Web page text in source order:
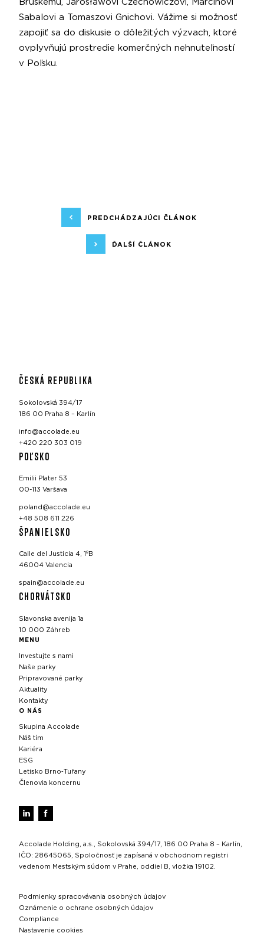
Bruskému, Jarosławovi Czechowiczovi, Marcinovi
Sabalovi a Tomaszovi Gnichovi. Vážime si možnosť
zapojiť sa do diskusie o dôležitých výzvach, ktoré
ovplyvňujú prostredie komerčných nehnuteľností
v Poľsku.
PREDCHÁDZAJÚCI ČLÁNOK
ĎALŠÍ ČLÁNOK
ČESKÁ REPUBLIKA
Sokolovská 394/17
186 00 Praha 8 – Karlín
info@accolade.eu
+420 220 303 019
POĽSKO
Emilii Plater 53
00-113 Varšava
poland@accolade.eu
+48 508 611 226
ŠPANIELSKO
Calle del Justicia 4, 1ºB
46004 Valencia
spain@accolade.eu
CHORVÁTSKO
Slavonska avenija 1a
10 000 Záhreb
MENU
Investujte s nami
Naše parky
Pripravované parky
Aktuality
Kontakty
O NÁS
Skupina Accolade
Náš tím
Kariéra
ESG
Letisko Brno‑Tuřany
Členovia koncernu
Accolade Holding, a.s., Sokolovská 394/17, 186 00 Praha 8 – Karlín,
IČO: 28645065, Spoločnosť je zapísaná v obchodnom registri
vedenom Mestským súdom v Prahe, oddiel B, vložka 19102.
Podmienky spracovávania osobných údajov
Oznámenie o ochrane osobných údajov
Compliance
Nastavenie cookies